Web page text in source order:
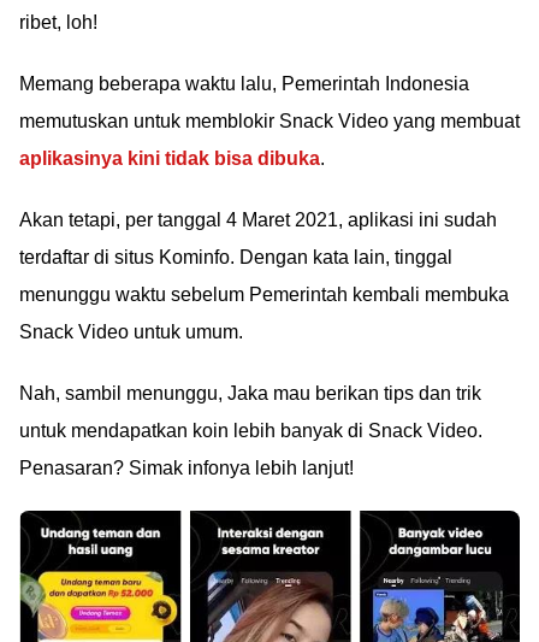
ribet, loh!
Memang beberapa waktu lalu, Pemerintah Indonesia
memutuskan untuk memblokir Snack Video yang membuat
aplikasinya kini tidak bisa dibuka.
Akan tetapi, per tanggal 4 Maret 2021, aplikasi ini sudah
terdaftar di situs Kominfo. Dengan kata lain, tinggal
menunggu waktu sebelum Pemerintah kembali membuka
Snack Video untuk umum.
Nah, sambil menunggu, Jaka mau berikan tips dan trik
untuk mendapatkan koin lebih banyak di Snack Video.
Penasaran? Simak infonya lebih lanjut!